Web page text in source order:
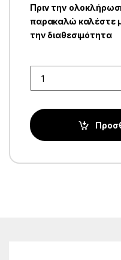
Πριν την
παρακαλώ καλέστε
την διαθεσιμότητα